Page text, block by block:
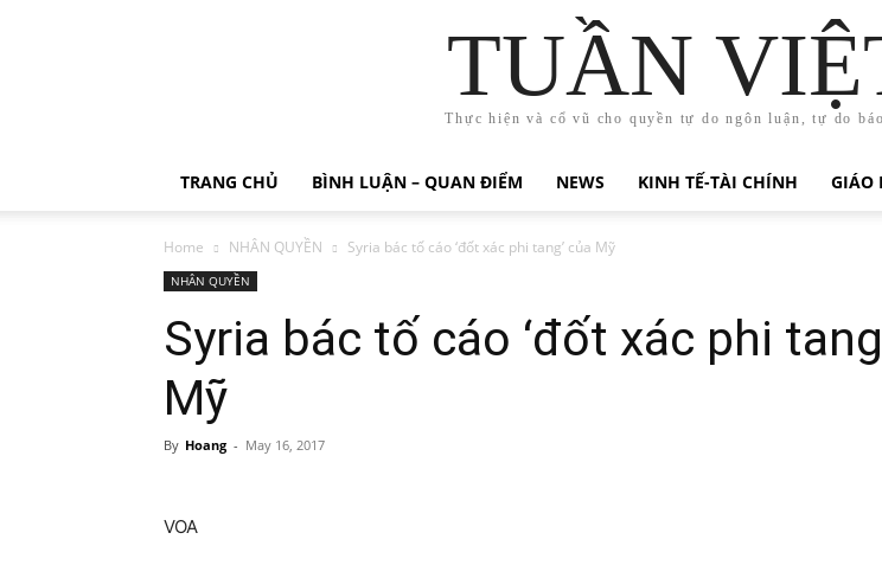
TUẦN
Thực hiện và cổ vũ cho quyền tự do ngôn luận, tự do
TRANG CHỦ BÌNH LUẬN – QUAN ĐIỂM NEWS KINH TẾ-TÀI CHÍNH GIÁO
Home NHÂN QUYỀN Syria bác tố cáo ‘đốt xác phi tang’ của Mỹ
NHÂN QUYỀN
Syria bác tố cáo ‘đốt xác phi
Mỹ
By Hoang - May 16, 2017
VOA